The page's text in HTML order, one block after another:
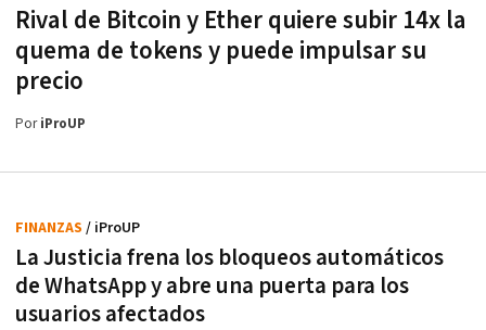
Rival de Bitcoin y Ether quiere subir 14x la
quema de tokens y puede impulsar su
precio
PoriProUP
La Justicia frena los bloqueos automáticos
de WhatsApp y abre una puerta para los
usuarios afectados
FINANZAS / iProUP